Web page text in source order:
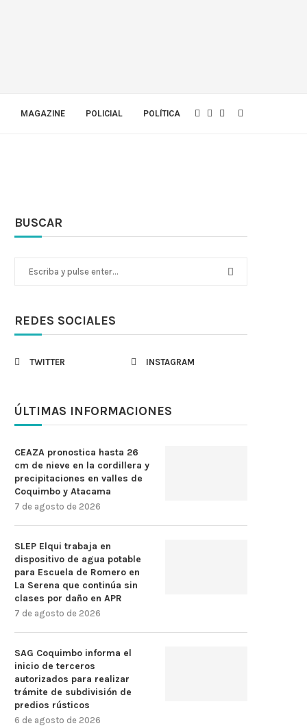
MAGAZINE POLICIAL POLÍTICA
BUSCAR
REDES SOCIALES
TWITTER INSTAGRAM
ÚLTIMAS INFORMACIONES
CEAZA pronostica hasta 26
cm de nieve en la cordillera y
precipitaciones en valles de
Coquimbo y Atacama
7 de agosto de 2026
SLEP Elqui trabaja en
dispositivo de agua potable
para Escuela de Romero en
La Serena que continúa sin
clases por daño en APR
7 de agosto de 2026
SAG Coquimbo informa el
inicio de terceros
autorizados para realizar
trámite de subdivisión de
predios rústicos
6 de agosto de 2026